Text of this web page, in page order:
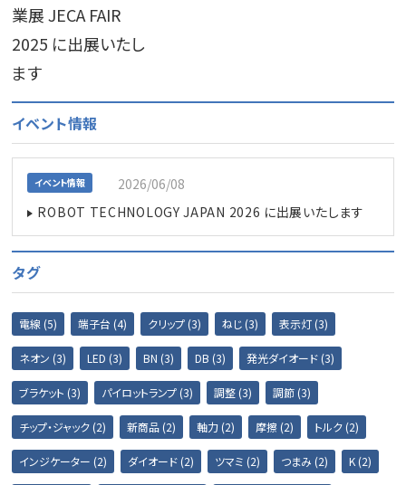
イベント情報
2026/06/08
ROBOT TECHNOLOGY JAPAN 2026 に出展いたします
イベント情報
タグ
電線 (5) 端子台 (4) クリップ (3) ねじ (3) 表示灯 (3)
ネオン (3) LED (3) BN (3) DB (3) 発光ダイオード (3)
ブラケット (3) パイロットランプ (3) 調整 (3) 調節 (3)
チップ・ジャック (2) 新商品 (2) 軸力 (2) 摩擦 (2) トルク (2)
インジケーター (2) ダイオード (2) ツマミ (2) つまみ (2) K (2)